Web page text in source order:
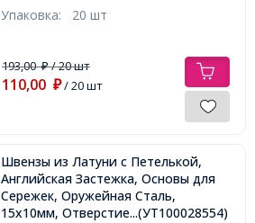
Упаковка: 20 шт
193,00₽/ 20 шт
110,00 ₽/ 20 шт
Швензы из Латуни c Петелькой,
Английская Застежка, Основы для
Сережек, Оружейная Сталь,
15х10мм, Отверстие 1мм,...(УТ100028554)